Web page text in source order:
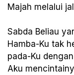
Majah melalui
Sabda Beliau yang lain, “Allah SWT berfirman,
Hamba-Ku tak
pada-Ku
Aku